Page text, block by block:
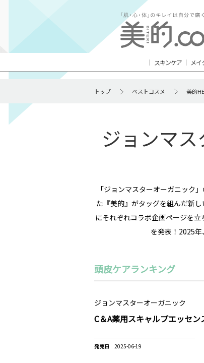
スキンケア メイ
トップ ベストコスメ 美的
ジョンマ
「ジョンマスターオーガニック
た『美的』がタッグを組んだ新
にそれぞれコラボ企画ページを
を発表！2025
頭皮ケアランキング
ジョンマスターオーガニック
C＆A薬用スキャルプエッセン
2025-06-19